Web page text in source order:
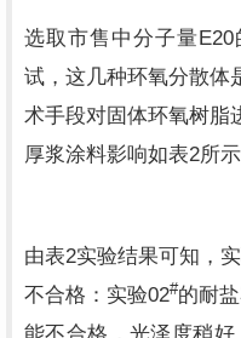
选取市售中分子量E20
试，这几种环氧分散体
术手段对固体环氧树脂
厚浆涂料影响如表2所示
由表2实验结果可知，
不合格：实验02#的耐